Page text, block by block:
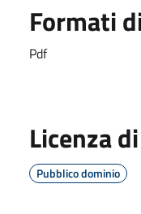
Formati
Pdf
Licenza
Pubblico dominio